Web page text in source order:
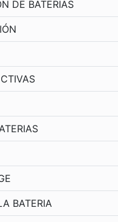
DE BATERIAS
BATERIA